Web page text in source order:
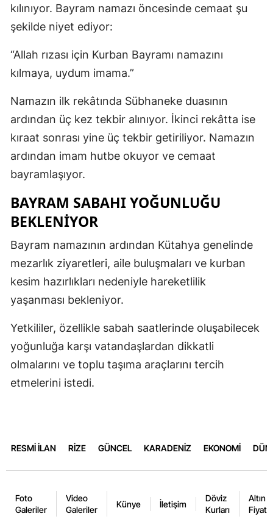
kılınıyor. Bayram namazı öncesinde cemaat şu
şekilde niyet ediyor:
“Allah rızası için Kurban Bayramı namazını
kılmaya, uydum imama.”
Namazın ilk rekâtında Sübhaneke duasının
ardından üç kez tekbir alınıyor. İkinci rekâtta ise
kıraat sonrası yine üç tekbir getiriliyor. Namazın
ardından imam hutbe okuyor ve cemaat
bayramlaşıyor.
BAYRAM SABAHI YOĞUNLUĞU
BEKLENIYOR
Bayram namazının ardından Kütahya genelinde
mezarlık ziyaretleri, aile buluşmaları ve kurban
kesim hazırlıkları nedeniyle hareketlilik
yaşanması bekleniyor.
Yetkililer, özellikle sabah saatlerinde oluşabilecek
yoğunluğa karşı vatandaşlardan dikkatli
olmalarını ve toplu taşıma araçlarını tercih
etmelerini istedi.
RESMİ İLAN RİZE GÜNCEL KARADENİZ EKONOMİ
Foto
Galeriler
Video
Galeriler
Künye İletişim
Döviz
Kurları
Altın